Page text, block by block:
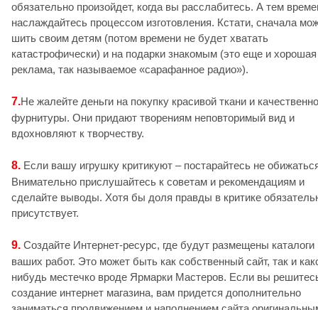
обязательно произойдет, когда вы расслабитесь. А тем
наслаждайтесь процессом изготовления. Кстати, сначала
шить своим детям (потом времени не будет хватать
катастрофически) и на подарки знакомым (это еще и хорошая
реклама, так называемое «сарафанное радио»).
7.Не жалейте деньги на покупку красивой ткани и
фурнитуры. Они придают творениям неповторимый вид и
вдохновляют к творчеству.
8. Если вашу игрушку критикуют – постарайтесь не
Внимательно прислушайтесь к советам и рекомендациям и
сделайте выводы. Хотя бы доля правды в критике
присутствует.
9. Создайте Интернет-ресурс, где будут размещены каталоги
ваших работ. Это может быть как собственный сайт, так и
нибудь местечко вроде Ярмарки Мастеров. Если вы
создание интернет магазина, вам придется дополнительно